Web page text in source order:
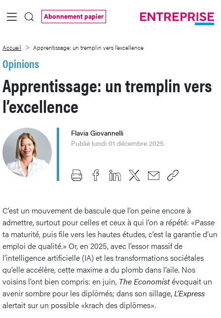
Saut au contenu principal
Abonnement papier
Accueil Apprentissage: un tremplin vers l’excellence
Opinions
Apprentissage: un tremplin vers
l’excellence
Flavia Giovannelli
Publié lundi 01 décembre 2025
C’est un mouvement de bascule que l’on peine encore à
admettre, surtout pour celles et ceux à qui l’on a répété: «Passe
ta maturité, puis file vers les hautes études, c’est la garantie d’un
emploi de qualité.» Or, en 2025, avec l’essor massif de
l’intelligence artificielle (IA) et les transformations sociétales
qu’elle accélère, cette maxime a du plomb dans l’aile. Nos
voisins l’ont bien compris: en juin, The Economistévoquait un
avenir sombre pour les diplômés; dans son sillage,L’Express
alertait sur un possible «krach des diplômes».